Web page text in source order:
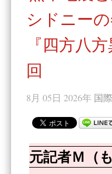
シドニー
『四方八
回
8月 05日 2026年 国際
元記者Ｍ（